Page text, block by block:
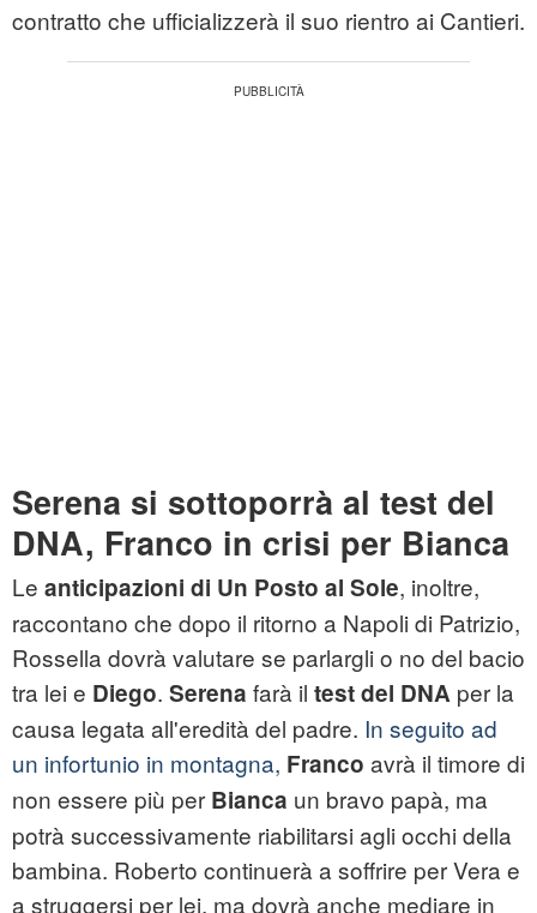
contratto che ufficializzerà il suo rientro ai Cantieri.
Serena si sottoporrà al test del
DNA, Franco in crisi per Bianca
Le anticipazioni di Un Posto al Sole, inoltre,
raccontano che dopo il ritorno a Napoli di Patrizio,
Rossella dovrà valutare se parlargli o no del bacio
tra lei e Diego. Serena farà il test del DNA per la
causa legata all'eredità del padre. In seguito ad
un infortunio in montagna, Franco avrà il timore di
non essere più per Bianca un bravo papà, ma
potrà successivamente riabilitarsi agli occhi della
bambina. Roberto continuerà a soffrire per Vera e
a struggersi per lei, ma dovrà anche mediare in